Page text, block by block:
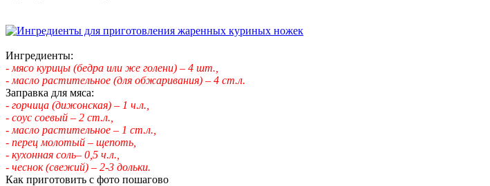
Ингредиенты:
- мясо курицы (бедра или же голени) – 4 шт.,
- масло растительное (для обжаривания) – 4 ст.л.
Заправка для мяса:
- горчица (дижонская) – 1 ч.л.,
- соус соевый – 2 ст.л.,
- масло растительное – 1 ст.л.,
- перец молотый – щепоть,
- кухонная соль– 0,5 ч.л.,
- чеснок (свежий) – 2-3 дольки.
Как приготовить с фото пошагово